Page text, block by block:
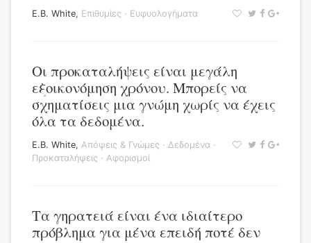
E.B. White, Επιθυμίες · Ευφυολογήματα
Οι προκαταλήψεις είναι μεγάλη
εξοικονόμηση χρόνου. Μπορείς να
σχηματίσεις μια γνώμη χωρίς να έχεις
όλα τα δεδομένα.
E.B. White, Απόψεις & Γνώμες · Δεδομένα ·
Προκαταλήψεις · Αφορισμοί
Τα γηρατειά είναι ένα ιδιαίτερο
πρόβλημα για μένα επειδή ποτέ δεν